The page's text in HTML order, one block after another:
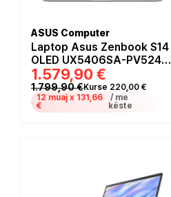
ASUS Computer
Laptop Asus Zenbook S14
OLED UX5406SA-PV524W
/ Ultra 7 258V / 32GB
LPDDR5x / 1TB / 14"
WQXGA+ OLED 120Hz /
Intel Arc Graphics 140V /
1.579,90 €
1.799,90 €Kurse 220,00 €
12 muaj x 131,66
€
/ me
këste